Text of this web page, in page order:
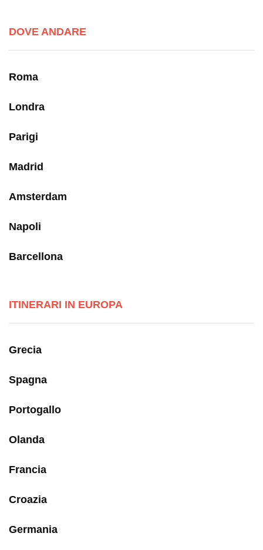
DOVE ANDARE
Roma
Londra
Parigi
Madrid
Amsterdam
Napoli
Barcellona
ITINERARI IN EUROPA
Grecia
Spagna
Portogallo
Olanda
Francia
Croazia
Germania